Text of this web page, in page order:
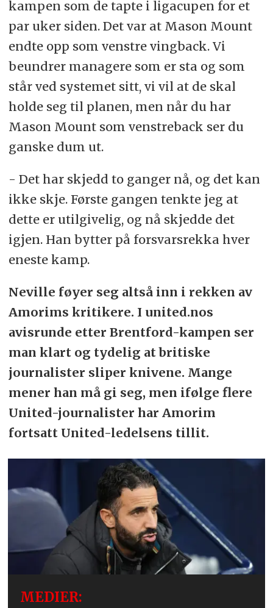
kampen som de tapte i ligacupen for et
par uker siden. Det var at Mason Mount
endte opp som venstre vingback. Vi
beundrer managere som er sta og som
står ved systemet sitt, vi vil at de skal
holde seg til planen, men når du har
Mason Mount som venstreback ser du
ganske dum ut.
- Det har skjedd to ganger nå, og det kan
ikke skje. Første gangen tenkte jeg at
dette er utilgivelig, og nå skjedde det
igjen. Han bytter på forsvarsrekka hver
eneste kamp.
Neville føyer seg altså inn i rekken av
Amorims kritikere. I united.nos
avisrunde etter Brentford-kampen ser
man klart og tydelig at britiske
journalister sliper knivene. Mange
mener han må gi seg, men ifølge flere
United-journalister har Amorim
fortsatt United-ledelsens tillit.
MEDIER: